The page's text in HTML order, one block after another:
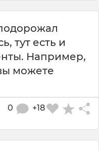
тут есть и
Например,
можете
+18
0